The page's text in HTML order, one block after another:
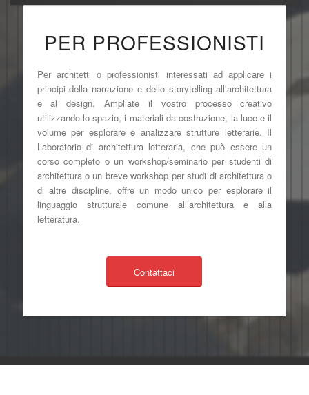
PER PROFESSIONISTI
Per architetti o professionisti interessati ad applicare i
principi della narrazione e dello storytelling all’architettura
e al design. Ampliate il vostro processo creativo
utilizzando lo spazio, i materiali da costruzione, la luce e il
volume per esplorare e analizzare strutture letterarie. Il
Laboratorio di architettura letteraria, che può essere un
corso completo o un workshop/seminario per studenti di
architettura o un breve workshop per studi di architettura o
di altre discipline, offre un modo unico per esplorare il
linguaggio strutturale comune all’architettura e alla
letteratura.
Contattaci